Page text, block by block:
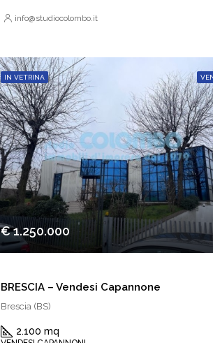
info@studiocolombo.it
IN VETRINA
€ 1.250.000
BRESCIA – Vendesi Capannone
Brescia (BS)
2.100 mq